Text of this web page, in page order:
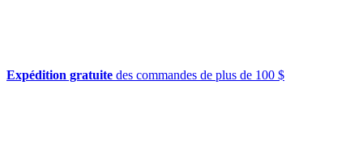
Expédition gratuite des commandes de plus de 100 $